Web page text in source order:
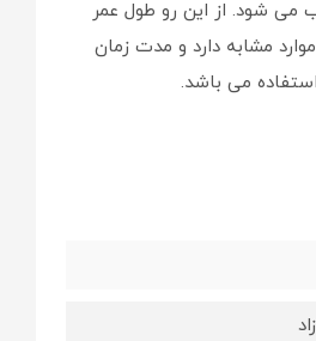
شود. از این رو طول عمر
مشابه دارد و مدت زمان
می باشد.